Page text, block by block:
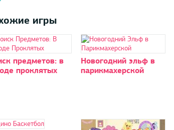
игры
предметов: в
проклятых
Новогодний эльф в
парикмахерской